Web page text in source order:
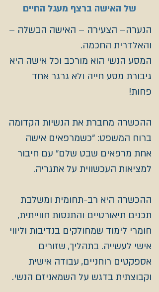
הנערה– הצעירה – האישה הבשלה –
והאלדרית החכמה.
המסע הנשי הוא מורכב וכל אישה היא
גיבורת מסע חייה ולא גרגר אחד
פחות!
ההכשרה מחברת את הנשיות הקדומה
ברוח המשפט: "כשמרפאים אישה
אחת מרפאים שבט שלם" עם חיבור
למציאות העכשווית על אתגריה.
ההכשרה היא רב-תחומית ומשלבת
תכנים תיאורטיים והתנסות חווייתית,
חומרי לימוד שמחולקים בנדיבות וליווי
אישי לעשייה. בתהליך, שזורים
אספקטים רוחניים, עבודה אישית
וקבוצתית בדגש על השמאניזם הנשי.
של האישה ברצף מעגל החיים